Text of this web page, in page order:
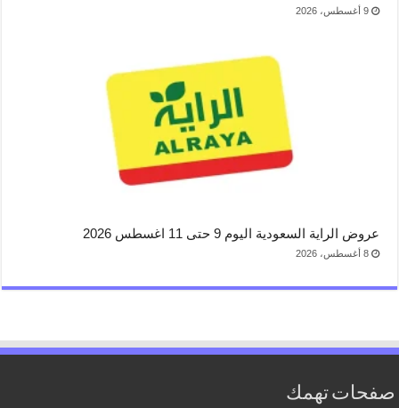
9 أغسطس، 2026
عروض الراية السعودية اليوم 9 حتى 11 اغسطس 2026
8 أغسطس، 2026
صفحات تهمك